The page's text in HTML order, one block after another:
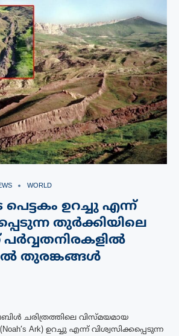
WORLD
ഉറച്ചു എന്ന്
തുർക്കിയിലെ
തുരങ്കങ്ങൾ
ചരിത്രത്തിലെ വിസ്‌മയമായ
Ark) ഉറച്ചു എന്ന് വിശ്വസിക്കപ്പെടുന്ന